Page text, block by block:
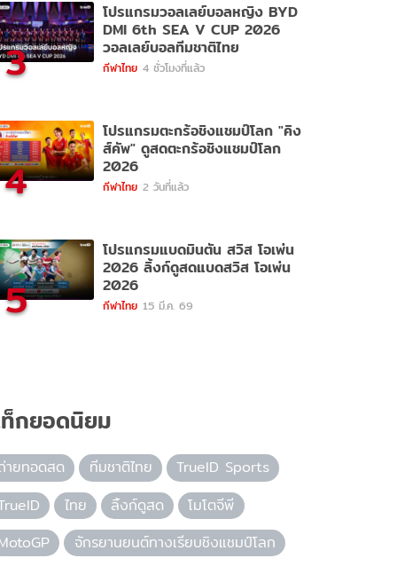
3
โปรแกรมวอลเลย์บอลหญิง BYD
DMI 6th SEA V CUP 2026
วอลเลย์บอลทีมชาติไทย
กีฬาไทย 4 ชั่วโมงที่แล้ว
4
โปรแกรมตะกร้อชิงแชมป์โลก "คิง
ส์คัพ" ดูสดตะกร้อชิงแชมป์โลก
2026
กีฬาไทย 2 วันที่แล้ว
5
โปรแกรมแบดมินตัน สวิส โอเพ่น
2026 ลิ้งก์ดูสดแบดสวิส โอเพ่น
2026
กีฬาไทย 15 มี.ค. 69
กยอดนิยม
ายทอดสด ทีมชาติไทย
TrueID Sports
ไทย ลิ้งก์ดูสด
โมโตจีพี
จักรยานยนต์ทางเรียบชิงแชมป์โลก